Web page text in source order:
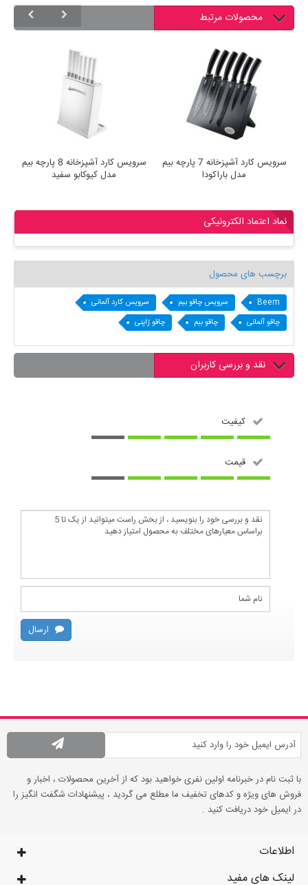
محصولات مرتبط
سرویس کارد آشپزخانه 8 پارچه بیم
مدل کیوکابو سفید
سرویس کارد آشپزخانه 7 پارچه بیم
مدل باراکودا
نماد اعتماد الکترونیکی
برچسب های محصول
Beem سرویس چاقو بیم
سرویس کارد آلمانی
چاقو آلمانی
چاقو بیم چاقو ژاپنی
نقد و بررسی کاربران
کیفیت
قیمت
ارسال
با ثبت نام در خبرنامه اولین نفری خواهید بود که از آخرین محصولات ، اخبار و
فروش های ویژه و کدهای تخفیف ما مطلع می گردید ، پیشنهادات شگفت انگیز را
در ایمیل خود دریافت کنید .
اطلاعات
لینک های مفید